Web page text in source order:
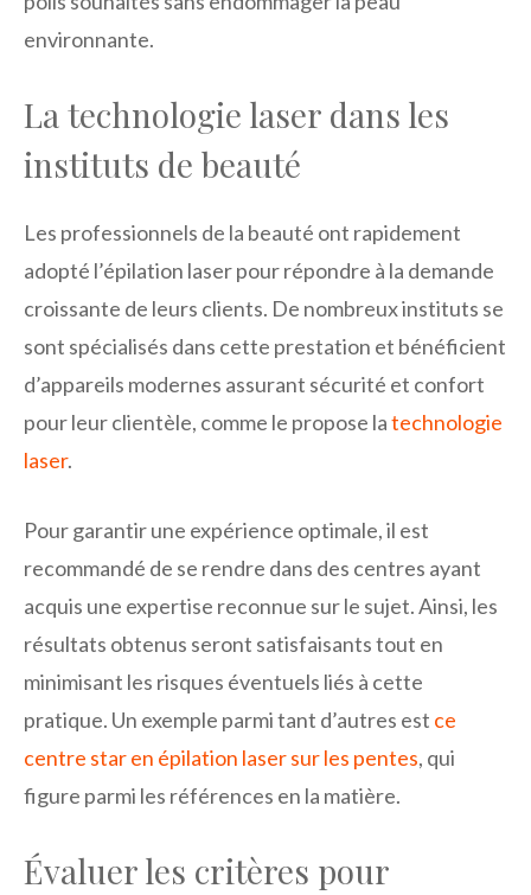
environnante.
La technologie laser dans les
instituts de beauté
Les professionnels de la beauté ont rapidement
adopté l’épilation laser pour répondre à la demande
croissante de leurs clients. De nombreux instituts se
sont spécialisés dans cette prestation et bénéficient
d’appareils modernes assurant sécurité et confort
pour leur clientèle, comme le propose latechnologie
laser.
Pour garantir une expérience optimale, il est
recommandé de se rendre dans des centres ayant
acquis une expertise reconnue sur le sujet. Ainsi, les
résultats obtenus seront satisfaisants tout en
minimisant les risques éventuels liés à cette
pratique. Un exemple parmi tant d’autres est ce
centre star en épilation laser sur les pentes, qui
figure parmi les références en la matière.
Évaluer les critères pour